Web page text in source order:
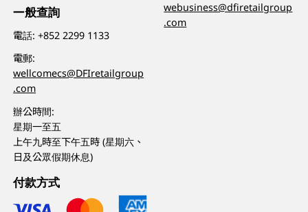
一般查詢
電話:+852 2299 1133
電郵:
wellcomecs@DFIretailgroup
.com
辦公時間:
星期一至五
上午九時至下午五時 (星期六、
日及公眾假期休息)
webusiness@dfiretailgroup
.com
付款方式